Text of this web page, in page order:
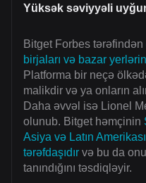
Yüksək səviyyəli
Bitget Forbes tərəfindən
birjaları və bazar
Platforma bir neçə
malikdir və ya onların
Daha əvvəl isə Lionel
olunub. Bitget həmçinin
Asiya və Latın
tərəfdaşıdır və bu da
tanındığını təsdiqləyir.